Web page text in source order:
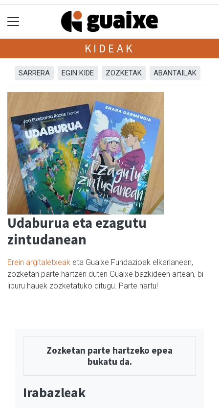
KIDEAK
SARRERA EGIN KIDE ZOZKETAK ABANTAILAK
Udaburua eta ezagutu
zintudanean
Erein argitaletxeak eta Guaixe Fundazioak elkarlanean,
zozketan parte hartzen duten Guaixe bazkideen artean, bi
liburu hauek zozketatuko ditugu. Parte hartu!
Zozketan parte hartzeko epea
bukatu da.
Irabazleak